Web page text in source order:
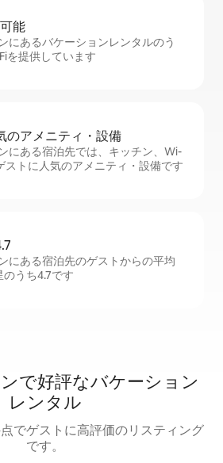
能
にあるバケーションレンタルのう
を提供しています
のア⁠メ⁠ニ⁠テ⁠ィ・設⁠備
にある宿泊先では、キッチン、Wi-
ストに人気のアメニティ・設備です
にある宿泊先のゲストからの平均
うち4.7です
で好評なバケーション
レンタル
でゲストに高評価のリスティング
です。